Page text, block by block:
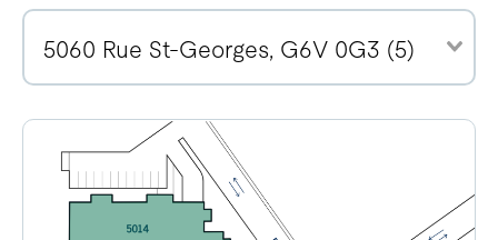
5060 Rue St-Georges, G6V 0G3 (5)